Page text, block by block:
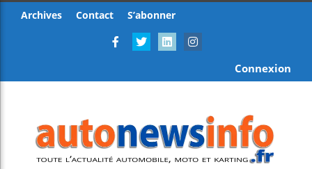
Archives Contact S’abonner
Connexion